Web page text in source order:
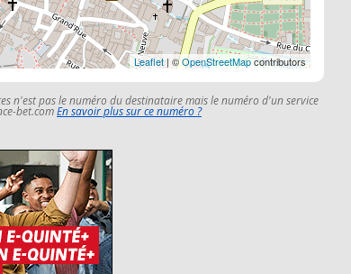
Leaflet | ©OpenStreetMapcontributors
n'est pas le numéro du destinataire mais le numéro d'un service
bet.comEn savoir plus sur ce numéro ?